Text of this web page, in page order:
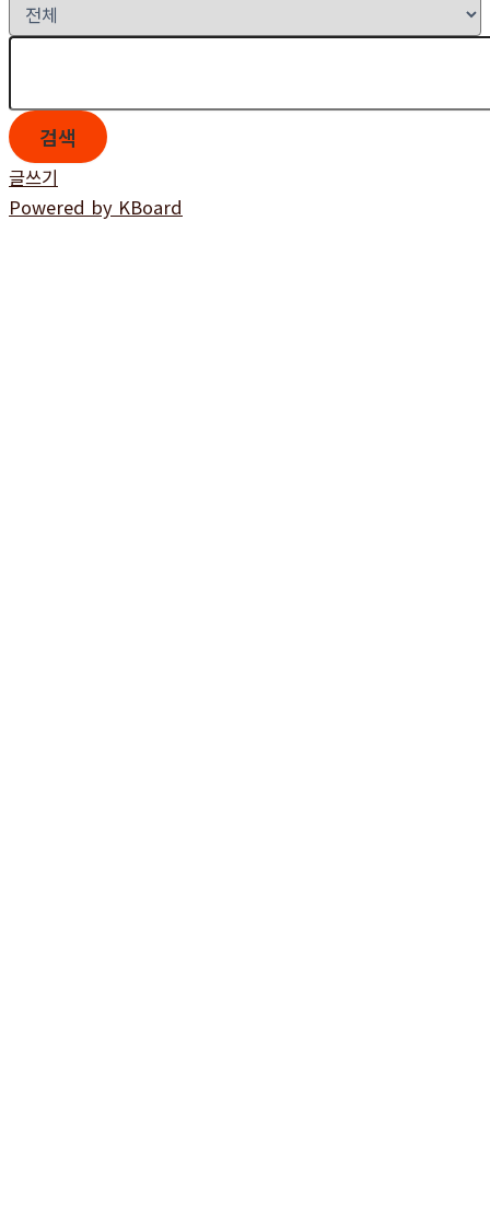
검색
글쓰기
Powered by KBoard